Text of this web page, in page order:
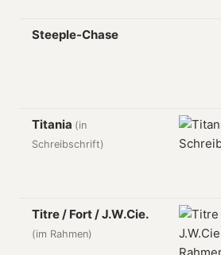
Steeple-Chase
Titania (in
Schreibschrift)
Titre / Fort / J.W.Cie.
(im Rahmen)